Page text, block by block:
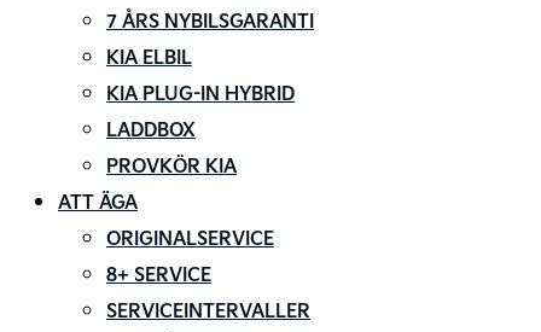
7 ÅRS NYBILSGARANTI
KIA ELBIL
KIA PLUG-IN HYBRID
LADDBOX
PROVKÖR KIA
ATT ÄGA
ORIGINALSERVICE
8+ SERVICE
SERVICEINTERVALLER